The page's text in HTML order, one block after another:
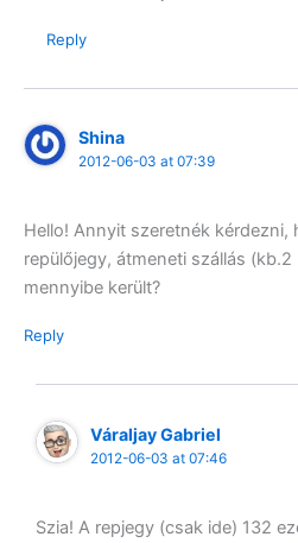
Reply
Shina
2012-06-03 at 07:39
Hello! Annyit szeretnék kérdezni,
repülőjegy, átmeneti szállás (kb.2
mennyibe került?
Reply
Váraljay Gabriel
2012-06-03 at 07:46
Szia! A repjegy (csak ide) 132